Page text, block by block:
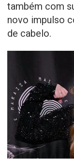
também com
novo impulso
de cabelo.